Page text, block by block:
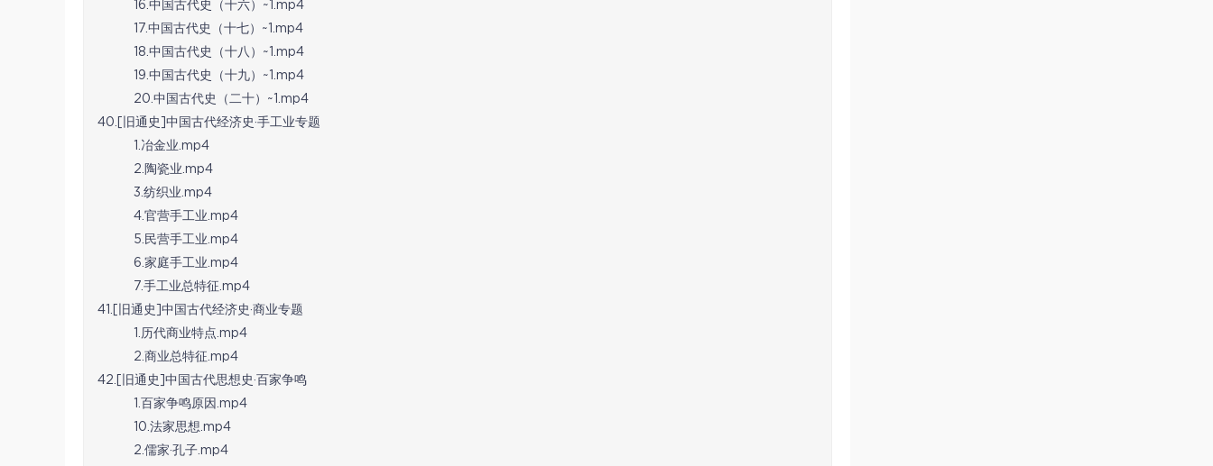
16.中国古代史（十六）~1.mp4
17.中国古代史（十七）~1.mp4
18.中国古代史（十八）~1.mp4
19.中国古代史（十九）~1.mp4
20.中国古代史（二十）~1.mp4
40.[旧通史]中国古代经济史·手工业专题
1.冶金业.mp4
2.陶瓷业.mp4
3.纺织业.mp4
4.官营手工业.mp4
5.民营手工业.mp4
6.家庭手工业.mp4
7.手工业总特征.mp4
41.[旧通史]中国古代经济史·商业专题
1.历代商业特点.mp4
2.商业总特征.mp4
42.[旧通史]中国古代思想史·百家争鸣
1.百家争鸣原因.mp4
10.法家思想.mp4
2.儒家·孔子.mp4